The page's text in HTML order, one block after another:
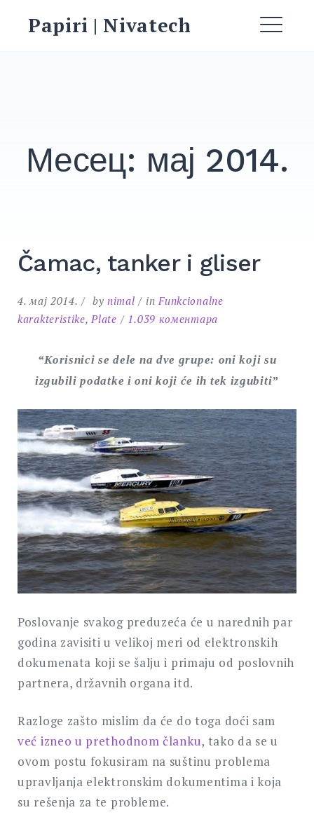
Papiri | Nivatech
for:
Месец: мај 2014.
Čamac, tanker i gliser
4. мај 2014. by nimal inFunkcionalne
karakteristike,Plate 1.039 коментарана
tanker
gliser
“Korisnici se dele na dve grupe: oni koji su
izgubili podatke i oni koji će ih tek izgubiti”
Poslovanje svakog preduzeća će u narednih par
godina zavisiti u velikoj meri od elektronskih
dokumenata koji se šalju i primaju od poslovnih
partnera, državnih organa itd.
Razloge zašto mislim da će do toga doći sam
već izneo u prethodnom članku, tako da se u
ovom postu fokusiram na suštinu problema
upravljanja elektronskim dokumentima i koja
su rešenja za te probleme.